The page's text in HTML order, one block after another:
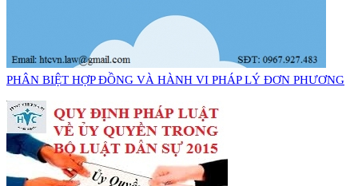
PHÂN BIỆT HỢP ĐỒNG VÀ HÀNH VI PHÁP LÝ ĐƠN PHƯƠNG